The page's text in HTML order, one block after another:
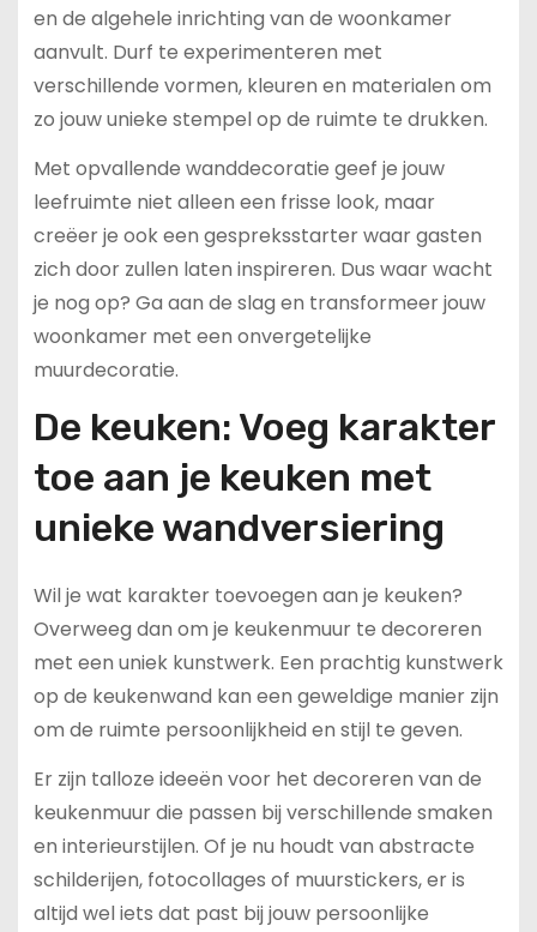
en de algehele inrichting van de woonkamer
aanvult. Durf te experimenteren met
verschillende vormen, kleuren en materialen om
zo jouw unieke stempel op de ruimte te drukken.
Met opvallende wanddecoratie geef je jouw
leefruimte niet alleen een frisse look, maar
creëer je ook een gespreksstarter waar gasten
zich door zullen laten inspireren. Dus waar wacht
je nog op? Ga aan de slag en transformeer jouw
woonkamer met een onvergetelijke
muurdecoratie.
De keuken: Voeg karakter
toe aan je keuken met
unieke wandversiering
Wil je wat karakter toevoegen aan je keuken?
Overweeg dan om je keukenmuur te decoreren
met een uniek kunstwerk. Een prachtig kunstwerk
op de keukenwand kan een geweldige manier zijn
om de ruimte persoonlijkheid en stijl te geven.
Er zijn talloze ideeën voor het decoreren van de
keukenmuur die passen bij verschillende smaken
en interieurstijlen. Of je nu houdt van abstracte
schilderijen, fotocollages of muurstickers, er is
altijd wel iets dat past bij jouw persoonlijke